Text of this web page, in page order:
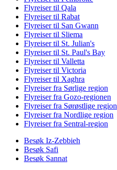
Flyreiser til Qala
Flyreiser til Rabat
Flyreiser til San Gwann
Flyreiser til Sliema
Flyreiser til St. Julian's
Flyreiser til St. Paul's Bay
Flyreiser til Valletta
Flyreiser til Victoria
Flyreiser til Xaghra
Flyreiser fra Sørlige region
Flyreiser fra Gozo-regionen
Flyreiser fra Sørøstlige region
Flyreiser fra Nordlige region
Flyreiser fra Sentral-region
Besøk Iz-Zebbieh
Besøk Safi
Besøk Sannat